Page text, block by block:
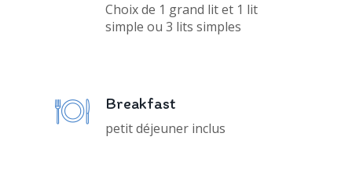
Choix de 1 grand lit et 1 lit
simple ou 3 lits simples
Breakfast